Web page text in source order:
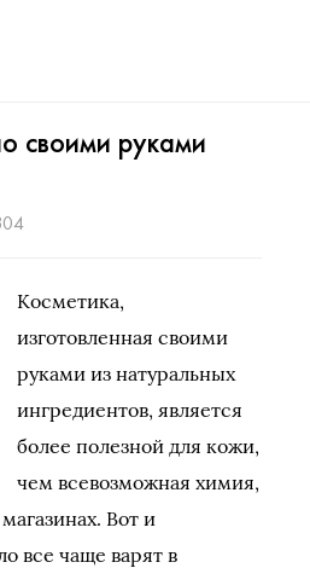
своими руками
Косметика,
изготовленная своими
руками из натуральных
ингредиентов, является
более полезной для кожи,
чем всевозможная химия,
Вот и
все чаще варят в